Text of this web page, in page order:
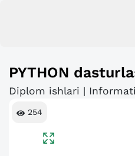
PYTHON
Diplom ishlari |
254